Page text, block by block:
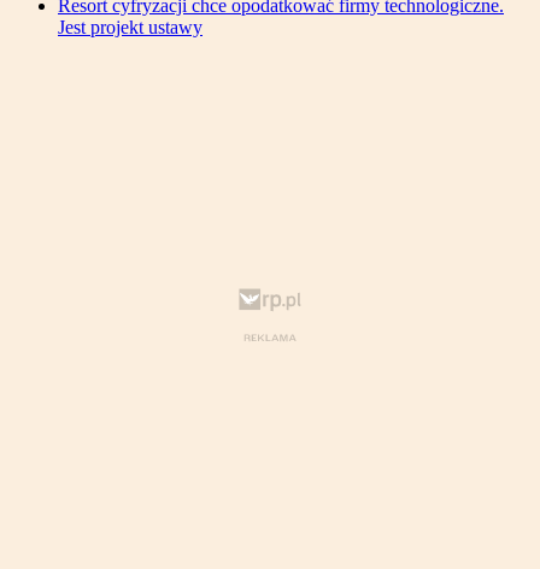
Resort cyfryzacji chce opodatkować firmy technologiczne.
Jest projekt ustawy